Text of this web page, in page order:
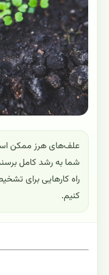
علف‌های هرز ممکن
شما به رشد کامل
راه کارهایی برای
کنیم.